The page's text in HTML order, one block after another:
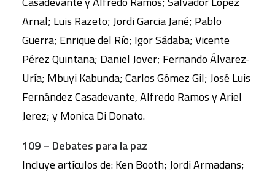
Arnal; Luis Razeto; Jordi Garcia Jané; Pablo
Guerra; Enrique del Río; Igor Sádaba; Vicente
Pérez Quintana; Daniel Jover; Fernando Álvarez-
Uría; Mbuyi Kabunda; Carlos Gómez Gil; José Luis
Fernández Casadevante, Alfredo Ramos y Ariel
Jerez; y Monica Di Donato.
109 – Debates para la paz
Incluye artículos de: Ken Booth; Jordi Armadans;